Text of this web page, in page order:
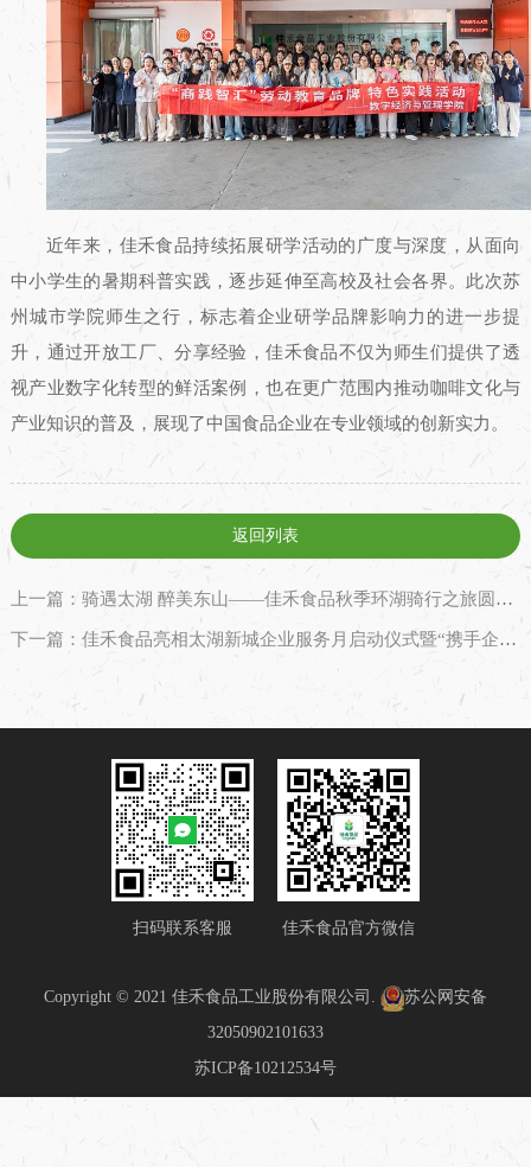
近年来，佳禾食品持续拓展研学活动的广度与深度，从面向
中小学生的暑期科普实践，逐步延伸至高校及社会各界。此次苏
州城市学院师生之行，标志着企业研学品牌影响力的进一步提
升，通过开放工厂、分享经验，佳禾食品不仅为师生们提供了透
视产业数字化转型的鲜活案例，也在更广范围内推动咖啡文化与
产业知识的普及，展现了中国食品企业在专业领域的创新实力。
返回列表
上一篇：骑遇太湖 醉美东山——佳禾食品秋季环湖骑行之旅圆满收官
下一篇：佳禾食品亮相太湖新城企业服务月启动仪式暨“携手企校 共育新机”品牌专项推荐对接交流会
扫码联系客服 佳禾食品官方微信
Copyright © 2021 佳禾食品工业股份有限公司.
苏公网安备
32050902101633
苏ICP备10212534号